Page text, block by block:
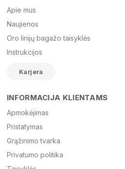
El. paštas
Žinutė
Apie mus
Naujienos
Oro linijų bagažo taisyklės
Instrukcijos
Karjera
INFORMACIJA KLIENTAMS
Apmokėjimas
Pristatymas
Grąžinimo tvarka
Privatumo politika